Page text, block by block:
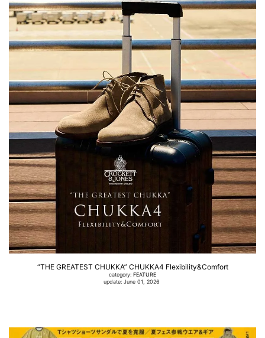
“THE GREATEST CHUKKA” CHUKKA4 Flexibility&Comfort
category: FEATURE
update: June 01, 2026